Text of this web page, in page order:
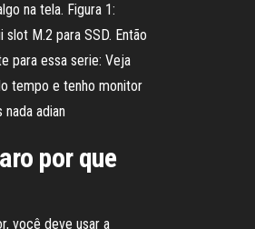
na tela. Figura 1:
M.2 para SSD. Então
para essa serie: Veja
tempo e tenho monitor
adian
por que
você deve usar a